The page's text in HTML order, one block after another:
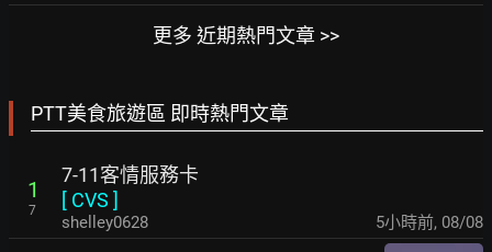
更多 近期熱門文章 >>
PTT美食旅遊區 即時熱門文章
1
7
7-11客情服務卡
[ CVS ]
shelley0628 5小時前, 08/08